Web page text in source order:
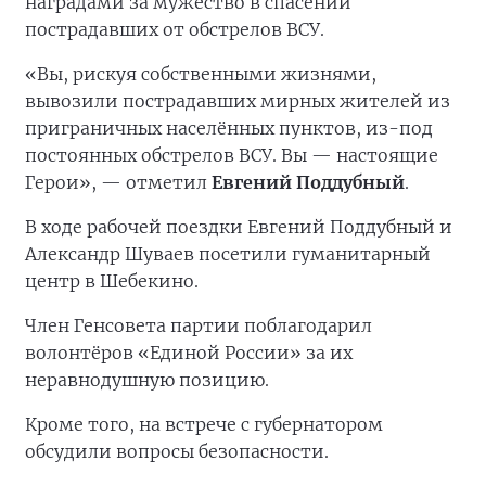
пострадавших от обстрелов ВСУ.
«Вы, рискуя собственными жизнями,
вывозили пострадавших мирных жителей из
приграничных населённых пунктов, из-под
постоянных обстрелов ВСУ. Вы — настоящие
Герои», — отметил Евгений Поддубный.
В ходе рабочей поездки Евгений Поддубный и
Александр Шуваев посетили гуманитарный
центр в Шебекино.
Член Генсовета партии поблагодарил
волонтёров «Единой России» за их
неравнодушную позицию.
Кроме того, на встрече с губернатором
обсудили вопросы безопасности.